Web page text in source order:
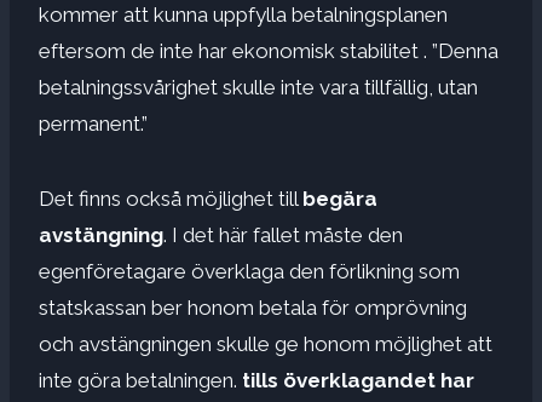
kommer att kunna uppfylla betalningsplanen
eftersom de inte har ekonomisk stabilitet . ”Denna
betalningssvårighet skulle inte vara tillfällig, utan
permanent.”
Det finns också möjlighet till begära
avstängning. I det här fallet måste den
egenföretagare överklaga den förlikning som
statskassan ber honom betala för omprövning
och avstängningen skulle ge honom möjlighet att
inte göra betalningen. tills överklagandet har